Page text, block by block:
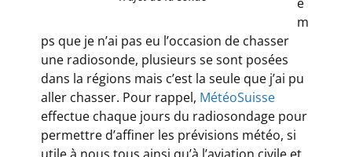
m
ps que je n’ai pas eu l’occasion de chasser
une radiosonde, plusieurs se sont posées
dans la régions mais c’est la seule que j’ai pu
aller chasser. Pour rappel, MétéoSuisse
effectue chaque jours du radiosondage pour
permettre d’affiner les prévisions météo, si